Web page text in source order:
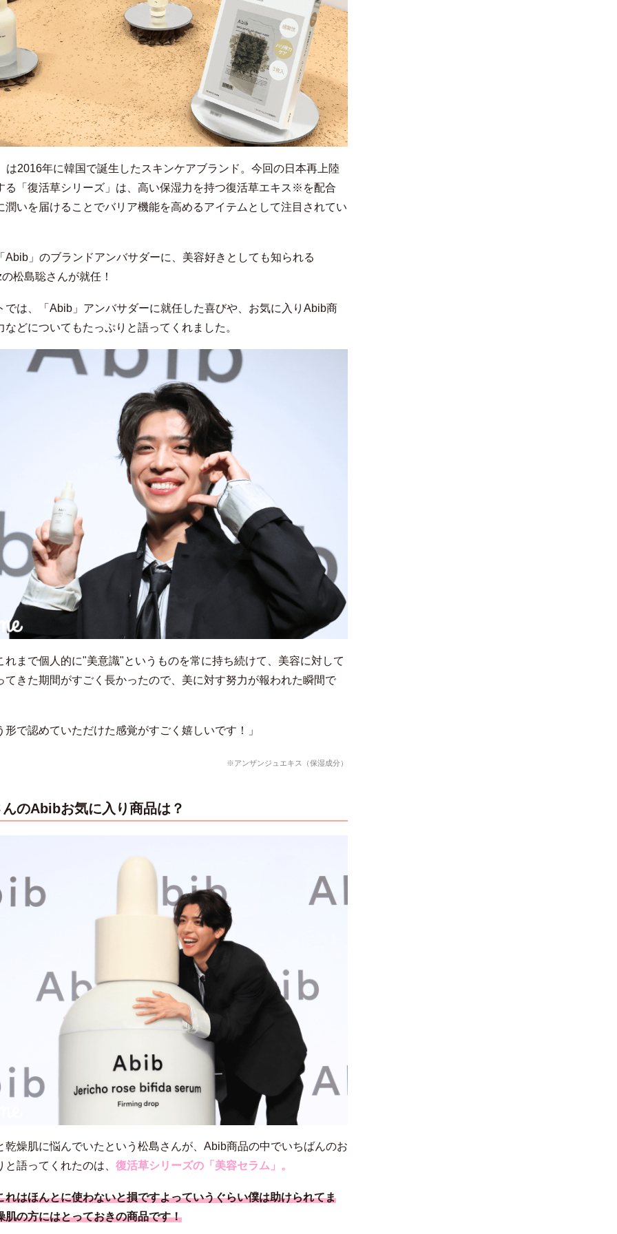
は2016年に韓国で誕生したスキンケアブランド。今回の日本再上陸
る「復活草シリーズ」は、高い保湿力を持つ復活草エキス※を配合
潤いを届けることでバリア機能を高めるアイテムとして注目されてい
Abib」のブランドアンバサダーに、美容好きとしても知られる
松島聡さんが就任！
では、「Abib」アンバサダーに就任した喜びや、お気に入りAbib商
などについてもたっぷりと語ってくれました。
れま で個 人 的に"美意識"と い う ものを常に持ち続けて、 美容に対して
て き た期 間がすごく 長かったので、 美に対す努力が報われた瞬間で
形で認めていただけた感覚がすごく嬉しいです！ 」
※アンザンジュエキス（保湿成分）
のAbibお気に入り商品は？
乾燥肌に悩んでいたという松島さんが、Abib商品の中でいちばんのお
と語ってくれたのは、 復活草シリーズの「美容セラム」。
れはほんとに使わないと損ですよっていうぐらい僕は助けられてま
肌の方にはとっておきの商品です！